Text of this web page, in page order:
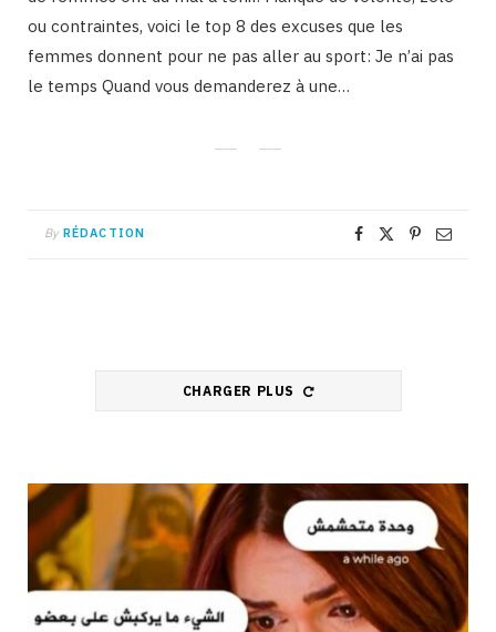
ou contraintes, voici le top 8 des excuses que les
femmes donnent pour ne pas aller au sport: Je n’ai pas
le temps Quand vous demanderez à une…
By RÉDACTION
CHARGER PLUS